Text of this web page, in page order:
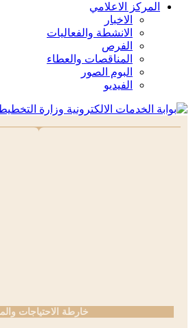
المركز الاعلامي
الاخبار
الانشطة والفعاليات
الفرص
المناقصات والعطاء
البوم الصور
الفيديو
خارطة الاحتياجات والمشاريع